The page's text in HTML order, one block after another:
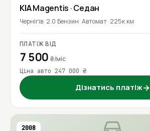
KIAMagentis · Седан
Чернігів 2.0 Бензин Автомат 225к км
ПЛАТІЖ ВІД
7 500₴/міс
Ціна авто 247 000 ₴
Дізнатись платіж→
2008